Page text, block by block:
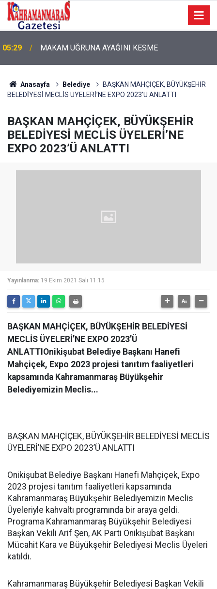
05:11 Bugün Dosta Gidiyorum!
Anasayfa Belediye
BAŞKAN MAHÇİÇEK, BÜYÜKŞEHİR
BELEDİYESİ MECLİS ÜYELERİ’NE EXPO 2023’Ü ANLATTI
BAŞKAN MAHÇİÇEK, BÜYÜKŞEHİR
BELEDİYESİ MECLİS ÜYELERİ’NE
EXPO 2023’Ü ANLATTI
Yayınlanma: 19 Ekim 2021 Salı 11:15
BAŞKAN MAHÇİÇEK, BÜYÜKŞEHİR BELEDİYESİ
MECLİS ÜYELERİ’NE EXPO 2023’Ü
ANLATTIOnikişubat Belediye Başkanı Hanefi
Mahçiçek, Expo 2023 projesi tanıtım faaliyetleri
kapsamında Kahramanmaraş Büyükşehir
Belediyemizin Meclis...
BAŞKAN MAHÇİÇEK, BÜYÜKŞEHİR BELEDİYESİ MECLİS
ÜYELERİ’NE EXPO 2023’Ü ANLATTI
Onikişubat Belediye Başkanı Hanefi Mahçiçek, Expo
2023 projesi tanıtım faaliyetleri kapsamında
Kahramanmaraş Büyükşehir Belediyemizin Meclis
Üyeleriyle kahvaltı programında bir araya geldi.
Programa Kahramanmaraş Büyükşehir Belediyesi
Başkan Vekili Arif Şen, AK Parti Onikişubat Başkanı
Mücahit Kara ve Büyükşehir Belediyesi Meclis Üyeleri
katıldı.
Kahramanmaraş Büyükşehir Belediyesi Başkan Vekili